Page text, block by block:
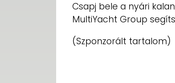
Csapj bele a nyári
MultiYacht Group
(Szponzorált tartalom)